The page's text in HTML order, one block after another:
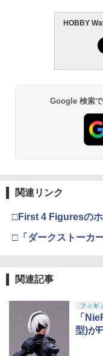
4
4
4
5
5
HOBBY
Google 検索
関連リンク
□First 4 Figuresの
□「ダークストーカ
関連記事
フィギ
「
型)が